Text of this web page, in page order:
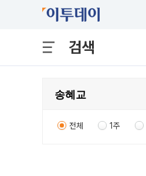
검색
전체 1주